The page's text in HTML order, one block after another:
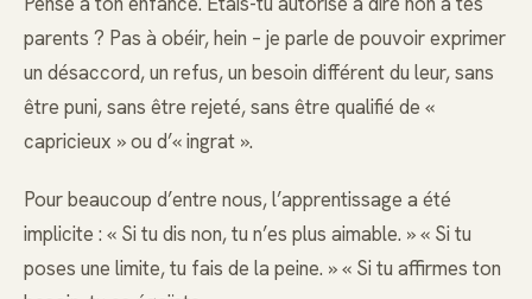
parents ? Pas à obéir, hein – je parle de pouvoir exprimer
un désaccord, un refus, un besoin différent du leur, sans
être puni, sans être rejeté, sans être qualifié de «
capricieux » ou d’« ingrat ».
Pour beaucoup d’entre nous, l’apprentissage a été
implicite : « Si tu dis non, tu n’es plus aimable. » « Si tu
poses une limite, tu fais de la peine. » « Si tu affirmes ton